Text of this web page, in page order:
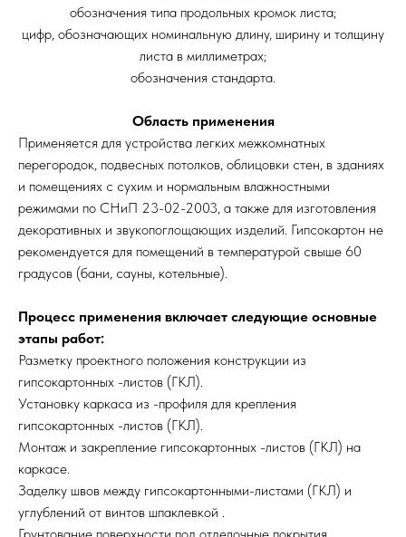
обозначения типа продольных кромок листа;
цифр, обозначающих номинальную длину, ширину и толщину
листа в миллиметрах;
обозначения стандарта.
Область применения
Применяется для устройства легких межкомнатных
перегородок, подвесных потолков, облицовки стен, в зданиях
и помещениях с сухим и нормальным влажностными
режимами по СНиП 23-02-2003, а также для изготовления
декоративных и звукопоглощающих изделий. Гипсокартон не
рекомендуется для помещений в температурой свыше 60
градусов (бани, сауны, котельные).
Процесс применения включает следующие основные
этапы работ:
Разметку проектного положения конструкции из
гипсокартонных -листов (ГКЛ).
Установку каркаса из -профиля для крепления
гипсокартонных -листов (ГКЛ).
Монтаж и закрепление гипсокартонных -листов (ГКЛ) на
каркасе.
Заделку швов между гипсокартонными-листами (ГКЛ) и
углублений от винтов шпаклевкой .